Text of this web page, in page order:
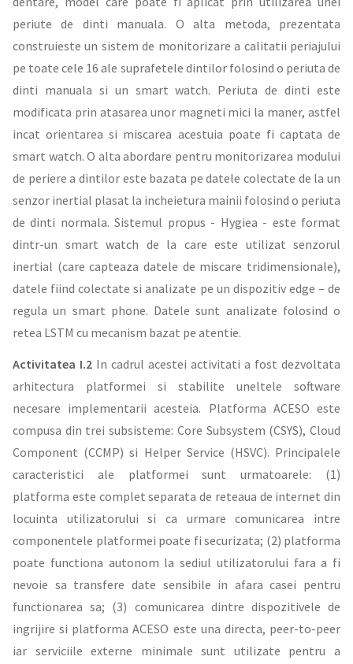
periute de dinti manuala. O alta metoda, prezentata
construieste un sistem de monitorizare a calitatii periajului
pe toate cele 16 ale suprafetele dintilor folosind o periuta de
dinti manuala si un smart watch. Periuta de dinti este
modificata prin atasarea unor magneti mici la maner, astfel
incat orientarea si miscarea acestuia poate fi captata de
smart watch. O alta abordare pentru monitorizarea modului
de periere a dintilor este bazata pe datele colectate de la un
senzor inertial plasat la incheietura mainii folosind o periuta
de dinti normala. Sistemul propus - Hygiea - este format
dintr-un smart watch de la care este utilizat senzorul
inertial (care capteaza datele de miscare tridimensionale),
datele fiind colectate si analizate pe un dispozitiv edge – de
regula un smart phone. Datele sunt analizate folosind o
retea LSTM cu mecanism bazat pe atentie.
Activitatea I.2 In cadrul acestei activitati a fost dezvoltata
arhitectura platformei si stabilite uneltele software
necesare implementarii acesteia. Platforma ACESO este
compusa din trei subsisteme: Core Subsystem (CSYS), Cloud
Component (CCMP) si Helper Service (HSVC). Principalele
caracteristici ale platformei sunt urmatoarele: (1)
platforma este complet separata de reteaua de internet din
locuinta utilizatorului si ca urmare comunicarea intre
componentele platformei poate fi securizata; (2) platforma
poate functiona autonom la sediul utilizatorului fara a fi
nevoie sa transfere date sensibile in afara casei pentru
functionarea sa; (3) comunicarea dintre dispozitivele de
ingrijire si platforma ACESO este una directa, peer-to-peer
iar serviciile externe minimale sunt utilizate pentru a